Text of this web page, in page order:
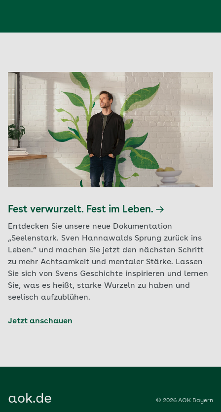
Fest verwurzelt. Fest im Leben.
Entdecken Sie unsere neue Dokumentation
„Seelenstark. Sven Hannawalds Sprung zurück ins
Leben.“ und machen Sie jetzt den nächsten Schritt
zu mehr Achtsamkeit und mentaler Stärke. Lassen
Sie sich von Svens Geschichte inspirieren und lernen
Sie, was es heißt, starke Wurzeln zu haben und
seelisch aufzublühen.
Jetzt anschauen
aok.de © 2026 AOK Bayern